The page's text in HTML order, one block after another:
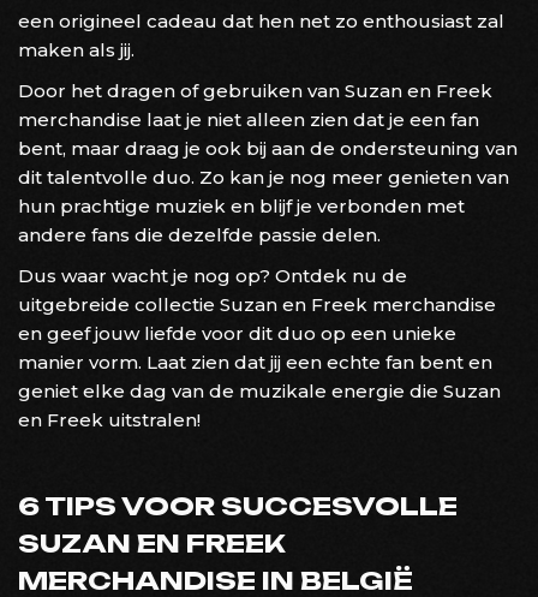
een origineel cadeau dat hen net zo enthousiast zal
maken als jij.
Door het dragen of gebruiken van Suzan en Freek
merchandise laat je niet alleen zien dat je een fan
bent, maar draag je ook bij aan de ondersteuning van
dit talentvolle duo. Zo kan je nog meer genieten van
hun prachtige muziek en blijf je verbonden met
andere fans die dezelfde passie delen.
Dus waar wacht je nog op? Ontdek nu de
uitgebreide collectie Suzan en Freek merchandise
en geef jouw liefde voor dit duo op een unieke
manier vorm. Laat zien dat jij een echte fan bent en
geniet elke dag van de muzikale energie die Suzan
en Freek uitstralen!
6 TIPS VOOR SUCCESVOLLE
SUZAN EN FREEK
MERCHANDISE IN BELGIË